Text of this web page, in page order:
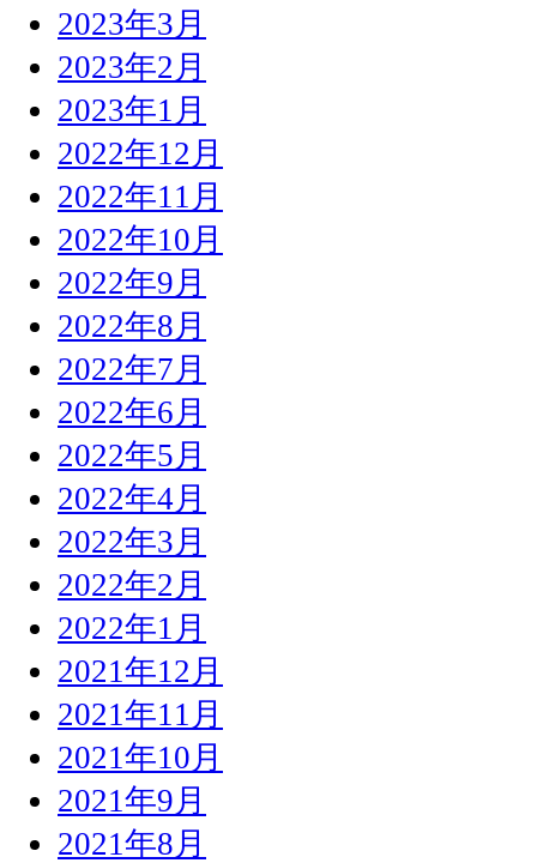
2023年3月
2023年2月
2023年1月
2022年12月
2022年11月
2022年10月
2022年9月
2022年8月
2022年7月
2022年6月
2022年5月
2022年4月
2022年3月
2022年2月
2022年1月
2021年12月
2021年11月
2021年10月
2021年9月
2021年8月